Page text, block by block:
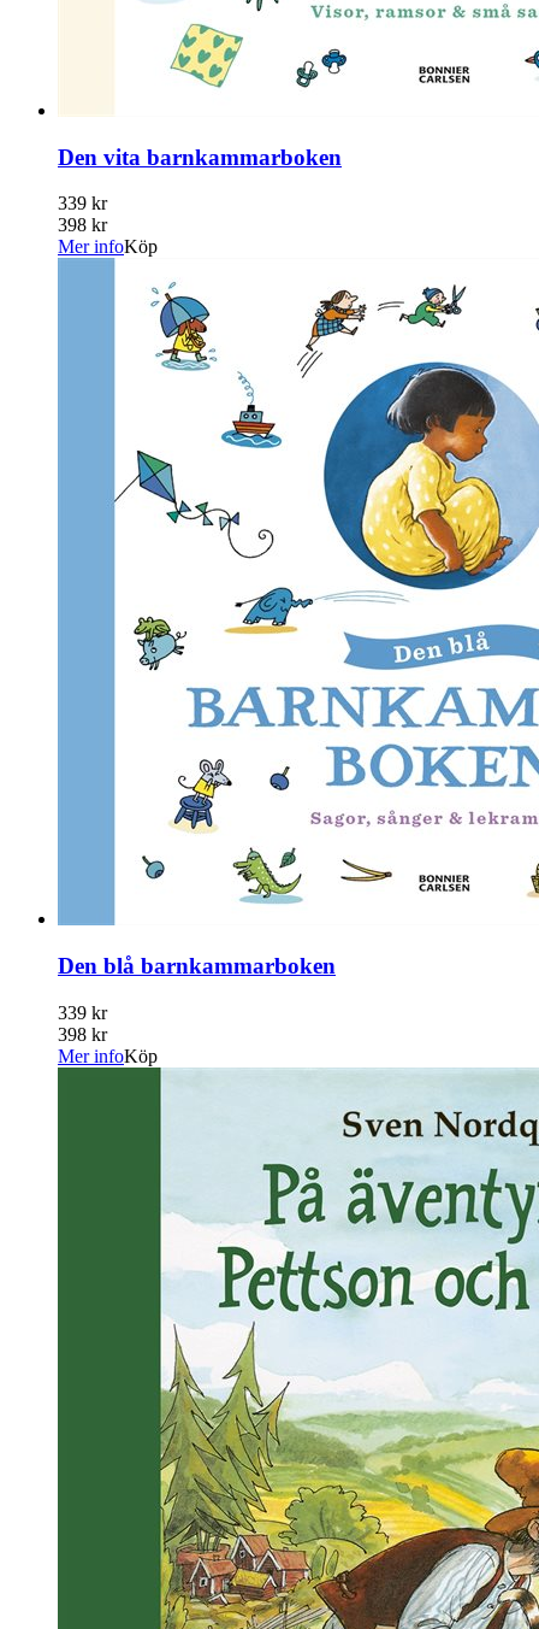
Den vita barnkammarboken
339 kr
398 kr
Mer infoKöp
Den blå barnkammarboken
339 kr
398 kr
Mer infoKöp